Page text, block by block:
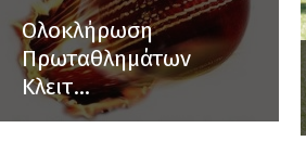
Ολοκλήρωση
Πρωταθλημάτων
Κλειτ...